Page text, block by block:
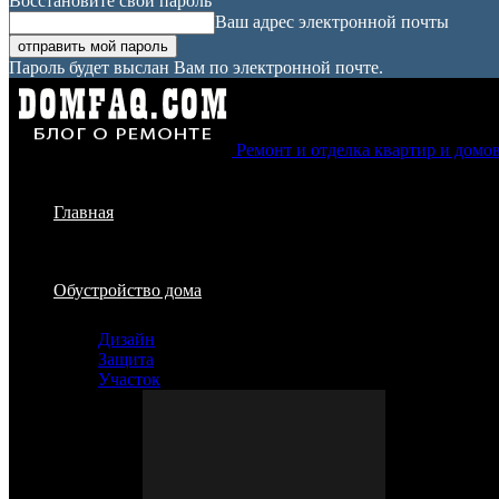
Ваш адрес электронной почты
Пароль будет выслан Вам по электронной почте.
Ремонт и отделка квартир и
Главная
Обустройство дома
Дизайн
Защита
Участок